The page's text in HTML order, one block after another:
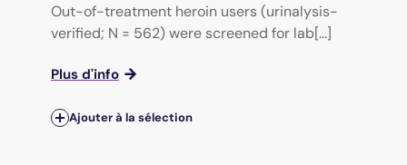
Out-of-treatment heroin users (urinalysis-
verified; N = 562) were screened for lab[...]
Plus d'info
Ajouter à la sélection